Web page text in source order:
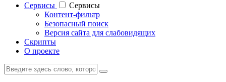
Cервисы
Cервисы
Контент-фильтр
Безопасный поиск
Версия сайта для слабовидящих
Скрипты
О проекте